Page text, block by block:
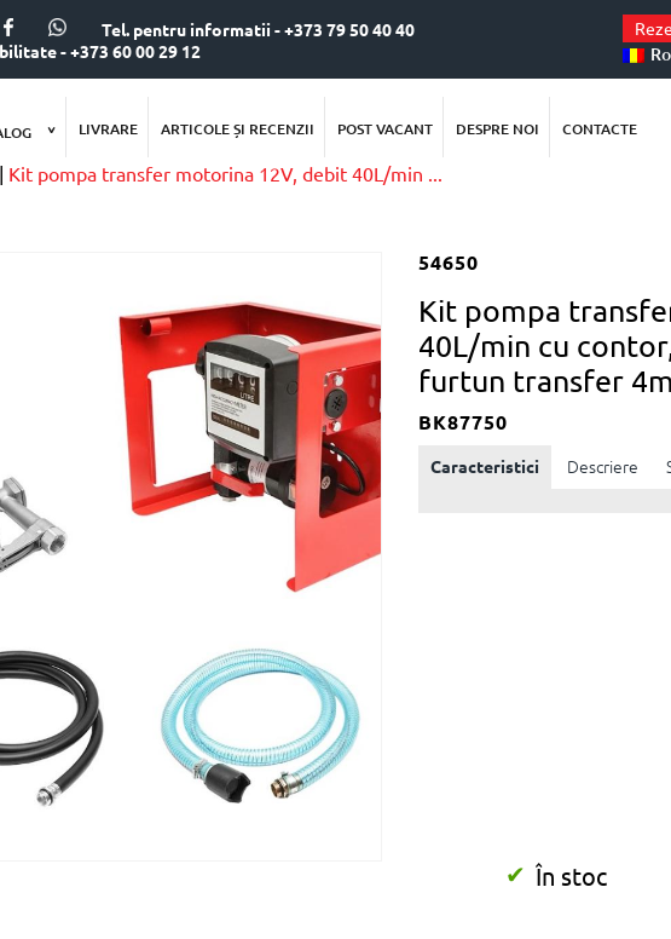
Tel. pentru informatii - +373 79 50 40 40
- +373 60 00 29 12
LIVRARE ARTICOLE ȘI RECENZII POST VACANT DESPRE NOI CONTACTE
Kit pompa transfer motorina 12V, debit 40L/min ...
54650
Kit pompa
40L/min cu
furtun transfer
BK87750
Caracteristici Descriere
În stoc